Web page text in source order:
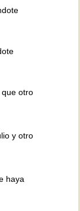
que otro
y otro
haya